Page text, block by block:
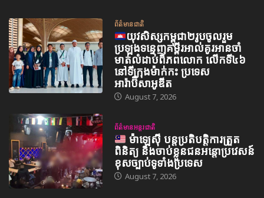
ព័ត៌មានជាតិ
យុវសិស្សកម្ពុជា២រូបចូលរួម
ប្រឡងទន្ទេញគម្ពីរអាល់គូរអានចាំ
មាត់លំដាប់ពិភពលោក លើកទី៤៦
នៅទីក្រុងម៉ាក់កះ ប្រទេស
អារ៉ាប៊ីសាអូឌីត
August 7, 2026
ព័ត៌មានអន្តរជាតិ
ម៉ាឡេស៊ី បន្តប្រតិបត្តិការត្រួត
ពិនិត្យ និងចាប់ខ្លួនជនអន្តោប្រវេសន៍
ខុសច្បាប់ទូទាំងប្រទេស
August 7, 2026